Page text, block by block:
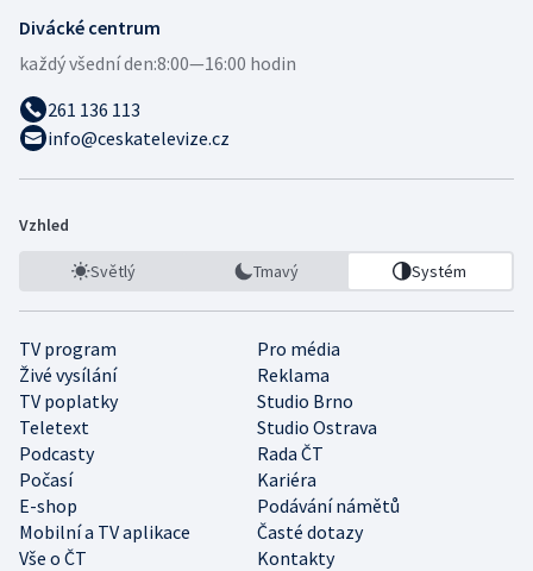
Divácké centrum
každý všední den:8:00—16:00 hodin
261 136 113
info@ceskatelevize.cz
Vzhled
Světlý Tmavý Systém
TV program
Pro média
Živé vysílání
Reklama
TV poplatky
Studio Brno
Teletext
Studio Ostrava
Podcasty
Rada ČT
Počasí
Kariéra
E-shop
Podávání námětů
Mobilní a TV aplikace
Časté dotazy
Vše o ČT
Kontakty